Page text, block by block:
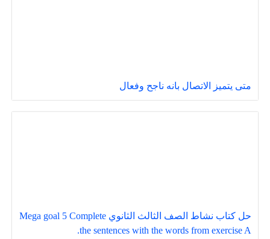
متى يتميز الاتصال بانه ناجح وفعال
حل كتاب نشاط الصف الثالث الثانوي Mega goal 5 Complete
the sentences with the words from exercise A.